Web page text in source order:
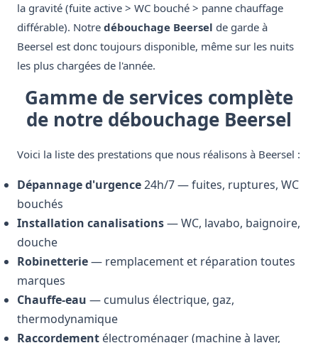
la gravité (fuite active > WC bouché > panne chauffage
différable). Notre débouchage Beersel de garde à
Beersel est donc toujours disponible, même sur les nuits
les plus chargées de l'année.
Gamme de services complète
de notre débouchage Beersel
Voici la liste des prestations que nous réalisons à Beersel :
Dépannage d'urgence24h/7 — fuites, ruptures, WC
bouchés
Installation canalisations— WC, lavabo, baignoire,
douche
Robinetterie— remplacement et réparation toutes
marques
Chauffe-eau — cumulus électrique, gaz,
thermodynamique
Raccordement électroménager (machine à laver,